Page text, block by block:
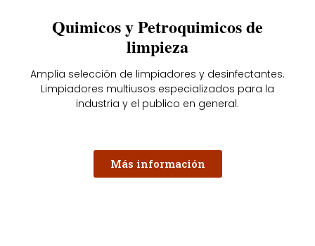
Quimicos y Petroquimicos de
limpieza
Amplia selección de limpiadores y desinfectantes.
Limpiadores multiusos especializados para la
industria y el publico en general.
Más información